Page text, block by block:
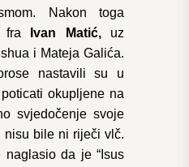
Nakon toga
fra
Ivan Matić,uz
i Mateja Galića.
nastavili su u
okupljene na
svjedočenje svoje
nisu bile ni riječi vlč.
naglasio da je “Isus